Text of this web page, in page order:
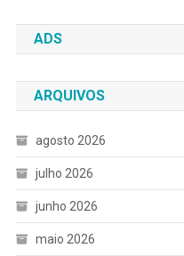
ADS
ARQUIVOS
agosto 2026
julho 2026
junho 2026
maio 2026